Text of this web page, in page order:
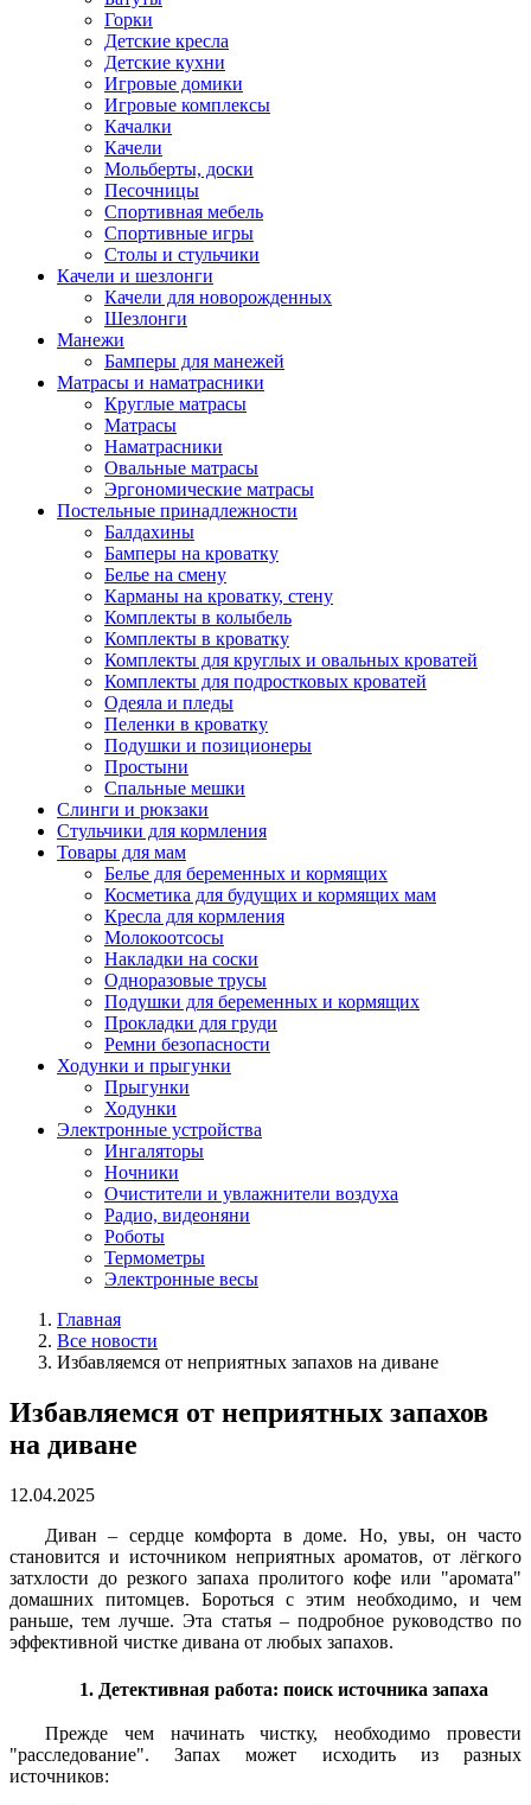
Горки
Детские кресла
Детские кухни
Игровые домики
Игровые комплексы
Качалки
Качели
Мольберты, доски
Песочницы
Спортивная мебель
Спортивные игры
Столы и стульчики
Качели и шезлонги
Качели для новорожденных
Шезлонги
Манежи
Бамперы для манежей
Матрасы и наматрасники
Круглые матрасы
Матрасы
Наматрасники
Овальные матрасы
Эргономические матрасы
Постельные принадлежности
Балдахины
Бамперы на кроватку
Белье на смену
Карманы на кроватку, стену
Комплекты в колыбель
Комплекты в кроватку
Комплекты для круглых и овальных кроватей
Комплекты для подростковых кроватей
Одеяла и пледы
Пеленки в кроватку
Подушки и позиционеры
Простыни
Спальные мешки
Слинги и рюкзаки
Стульчики для кормления
Товары для мам
Белье для беременных и кормящих
Косметика для будущих и кормящих мам
Кресла для кормления
Молокоотсосы
Накладки на соски
Одноразовые трусы
Подушки для беременных и кормящих
Прокладки для груди
Ремни безопасности
Ходунки и прыгунки
Прыгунки
Ходунки
Электронные устройства
Ингаляторы
Ночники
Очистители и увлажнители воздуха
Радио, видеоняни
Роботы
Термометры
Электронные весы
Главная
Все новости
Избавляемся от неприятных запахов на диване
Избавляемся от неприятных запахов
на диване
12.04.2025
Диван – сердце комфорта в доме. Но, увы, он часто
становится и источником неприятных ароматов, от лёгкого
затхлости до резкого запаха пролитого кофе или "аромата"
домашних питомцев. Бороться с этим необходимо, и чем
раньше, тем лучше. Эта статья – подробное руководство по
эффективной чистке дивана от любых запахов.
1. Детективная работа: поиск источника запаха
Прежде чем начинать чистку, необходимо провести
"расследование". Запах может исходить из разных
источников: